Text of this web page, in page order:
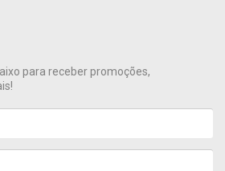
para receber promoções,